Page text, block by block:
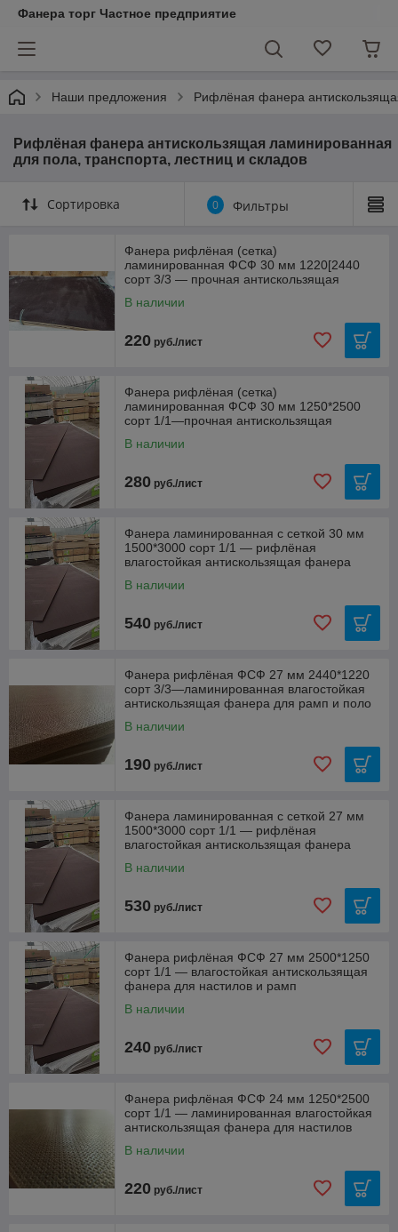
Фанера торг Частное предприятие
Наши предложения Рифлёная фанера
Рифлёная фанера антискользящая ламинированная
для пола, транспорта, лестниц и складов
Сортировка 0 Фильтры
Фанера рифлёная (сетка)
ламинированная ФСФ 30 мм 1220[2440
сорт 3/3 — прочная антискользящая
В наличии
220 руб./лист
Фанера рифлёная (сетка)
ламинированная ФСФ 30 мм 1250*2500
сорт 1/1—прочная антискользящая
В наличии
280 руб./лист
Фанера ламинированная с сеткой 30 мм
1500*3000 сорт 1/1 — рифлёная
влагостойкая антискользящая фанера
В наличии
540 руб./лист
Фанера рифлёная ФСФ 27 мм 2440*1220
сорт 3/3—ламинированная влагостойкая
антискользящая фанера для рамп и поло
В наличии
190 руб./лист
Фанера ламинированная с сеткой 27 мм
1500*3000 сорт 1/1 — рифлёная
влагостойкая антискользящая фанера
В наличии
530 руб./лист
Фанера рифлёная ФСФ 27 мм 2500*1250
сорт 1/1 — влагостойкая антискользящая
фанера для настилов и рамп
В наличии
240 руб./лист
Фанера рифлёная ФСФ 24 мм 1250*2500
сорт 1/1 — ламинированная влагостойкая
антискользящая фанера для настилов
В наличии
220 руб./лист